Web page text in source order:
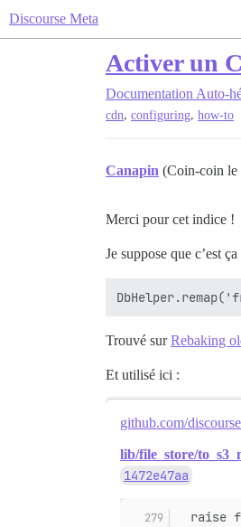
Discourse Meta
Activer un
Documentation Auto-
cdn, configuring, how-to
Canapin (Coin-coin le
Merci pour cet indice !
Je suppose que c’est ça
Trouvé surRebaking
Et utilisé ici :
github.com/
lib/file_store/
1472e47aa
raise